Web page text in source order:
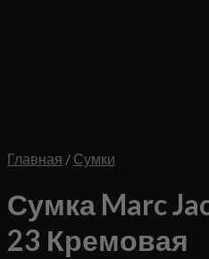
Главная / Сумки
Сумка Marc
23 Кремовая